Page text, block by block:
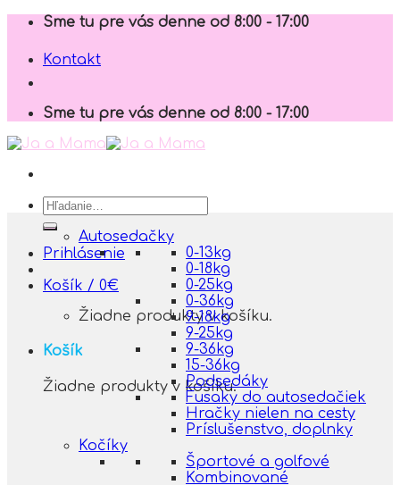
Skip
content
Sme tu pre vás denne od 8:00 - 17:00
Kontakt
Sme tu pre vás denne od 8:00 - 17:00
Hľadať:
Prihlásenie
Košík / 0€
Žiadne produkty v košíku.
Košík
Žiadne produkty v košíku.
Autosedačky
0-13kg
0-18kg
0-25kg
0-36kg
9-18kg
9-25kg
9-36kg
15-36kg
Podsedáky
Fusaky do autosedačiek
Hračky nielen na cesty
Príslušenstvo, doplnky
Kočíky
Športové a golfové
Kombinované